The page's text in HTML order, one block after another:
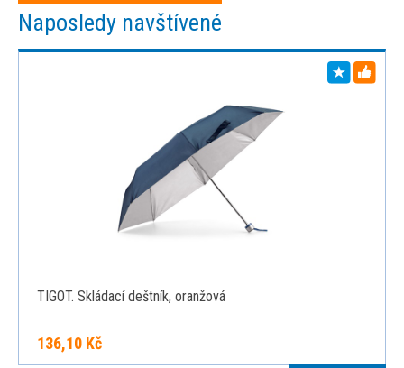
Naposledy navštívené
TIGOT. Skládací deštník, oranžová
136,10 Kč